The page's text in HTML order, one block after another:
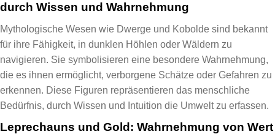
durch Wissen und Wahrnehmung
Mythologische Wesen wie Dwerge und Kobolde sind bekannt
für ihre Fähigkeit, in dunklen Höhlen oder Wäldern zu
navigieren. Sie symbolisieren eine besondere Wahrnehmung,
die es ihnen ermöglicht, verborgene Schätze oder Gefahren zu
erkennen. Diese Figuren repräsentieren das menschliche
Bedürfnis, durch Wissen und Intuition die Umwelt zu erfassen.
Leprechauns und Gold: Wahrnehmung von Wert